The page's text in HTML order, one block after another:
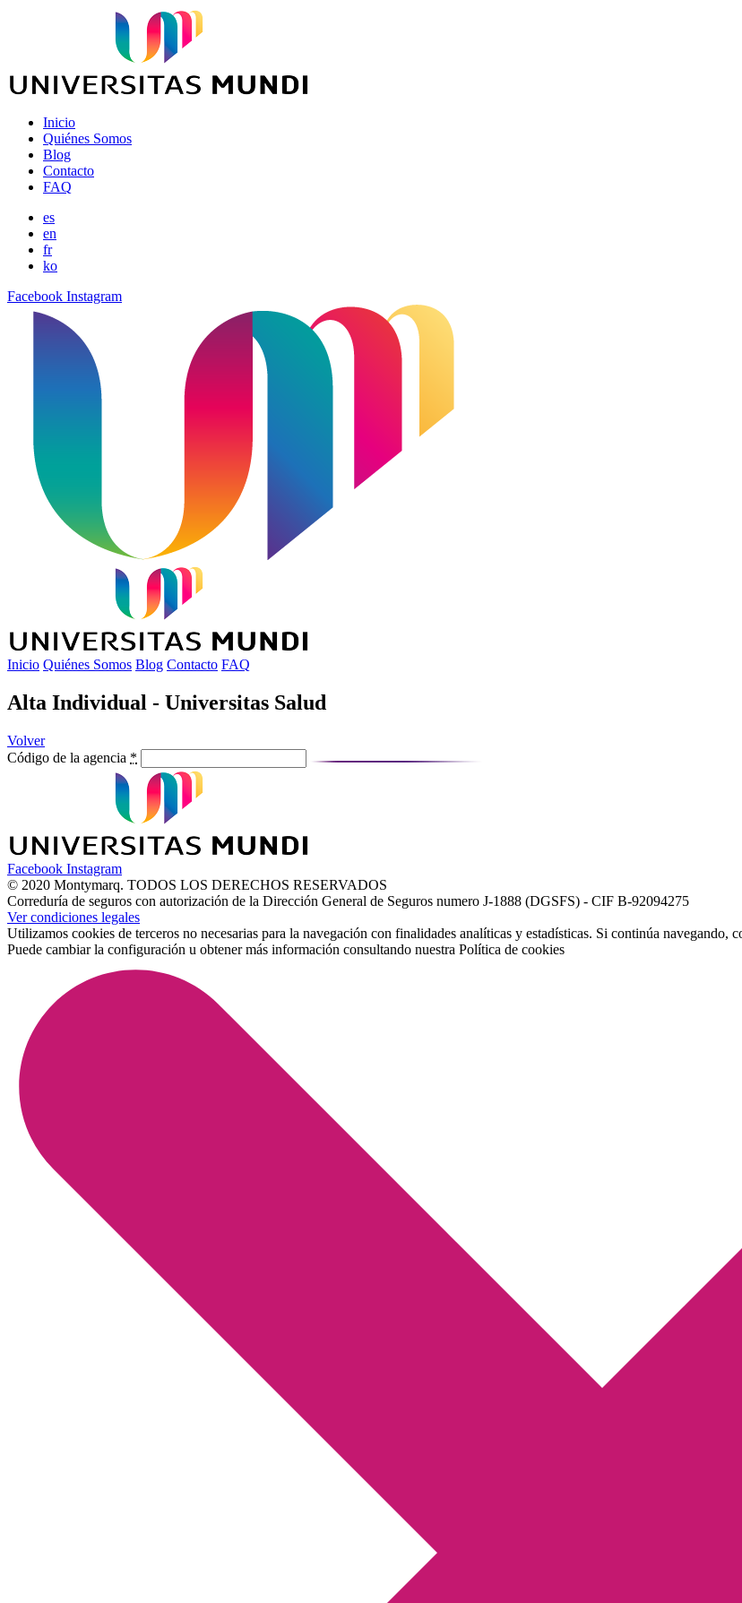
Inicio
Quiénes Somos
Blog
Contacto
FAQ
es
en
fr
ko
Facebook Instagram
Inicio Quiénes Somos Blog Contacto FAQ
Alta Individual - Universitas Salud
Volver
Código de la agencia *
Facebook Instagram
© 2020 Montymarq. TODOS LOS DERECHOS RESERVADOS
Correduría de seguros con autorización de la Dirección General de Seguros numero J-1888 (DGSFS) - CIF B-92094275
Ver condiciones legales
Utilizamos cookies de terceros no necesarias para la navegación con finalidades analíticas y estadísticas. Si continúa navegando,
Puede cambiar la configuración u obtener más información consultando nuestra Política de cookies